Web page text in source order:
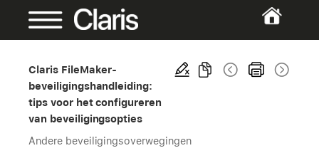
Claris FileMaker-
beveiligingshandleiding:
tips voor het configureren
van beveiligingsopties
Andere beveiligingsoverwegingen